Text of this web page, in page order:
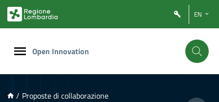
PRINCIPALE
EN
Open Innovation
/ Proposte di collaborazione